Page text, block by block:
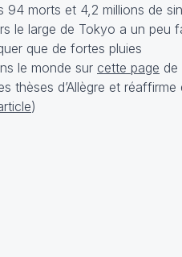
morts et 4,2 millions de
le large de Tokyo a un peu
que de fortes pluies
le monde sur cette page de
thèses d’Allègre et
)